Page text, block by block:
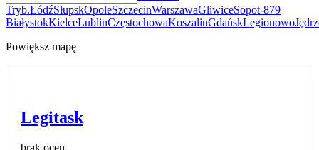
Tryb.ŁódźSłupskOpoleSzczecinWarszawaGliwiceSopot-­879
BiałystokKielceLublinCzęstochowaKoszalinGdańskLegionowo
Powiększ mapę
Legitask
brak ocen